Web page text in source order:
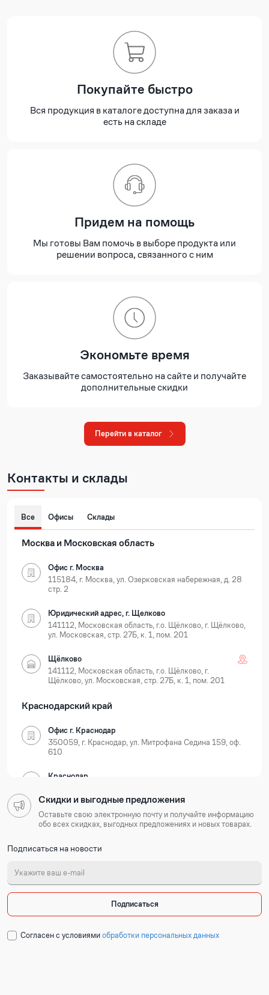
Покупайте быстро
Вся продукция в каталоге доступна для заказа и
есть на складе
Придем на помощь
Мы готовы Вам помочь в выборе продукта или
решении вопроса, связанного с ним
Экономьте время
Заказывайте самостоятельно на сайте и получайте
дополнительные скидки
Перейти в каталог
Контакты и склады
Все Офисы Склады
Москва и Московская область
Офис г. Москва
115184, г. Москва, ул. Озерковская набережная, д. 28
стр. 2
Юридический адрес, г. Щелково
141112, Московская область, г.о. Щёлково, г. Щёлково,
ул. Московская, стр. 27Б, к. 1, пом. 201
Щёлково
141112, Московская область, г.о. Щёлково, г.
Щёлково, ул. Московская, стр. 27Б, к. 1, пом. 201
Краснодарский край
Офис г. Краснодар
350059, г. Краснодар, ул. Митрофана Седина 159, оф.
610
Краснодар
Нижегородская область
603105, г. Нижний Новгород, Ошарская 77А, БЦ
Нижний Новгород
603127, г. Нижний Новгород, ул. Коновалова, д. 6
Скидки и выгодные предложения
Оставьте свою электронную почту и получайте информацию
обо всех скидках, выгодных предложениях и новых товарах.
Подписаться на новости
Подписаться
Cогласен с условиямиобработки персональных данных